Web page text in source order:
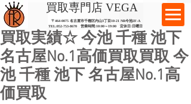
​買取専門店 VEGA
〒464-0075 名古屋市千種区内山3丁目10-21 ​ NR今池2F-A​
TEL:052-753-8670 営業時間:10:00～19:00​ 定休日:日曜日
買取実績☆ 今池 千種 池下
名古屋No.1高価買取買取 今
池 千種 池下 名古屋No.1高
価買取